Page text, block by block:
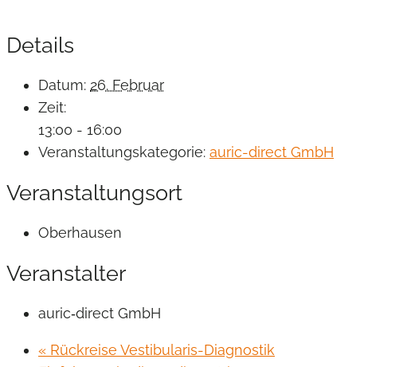
Details
Datum: 26. Februar
Zeit:
13:00 - 16:00
Veranstaltungskategorie: auric-direct GmbH
Veranstaltungsort
Oberhausen
Veranstalter
auric‐direct GmbH
« Rückreise Vestibularis-Diagnostik